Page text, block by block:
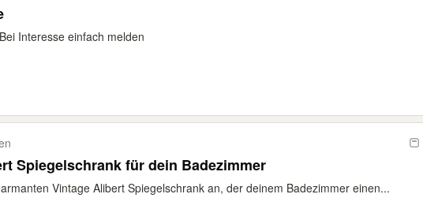
Interesse einfach melden
Spiegelschrank für dein Badezimmer
Vintage Alibert Spiegelschrank an, der deinem Badezimmer einen...